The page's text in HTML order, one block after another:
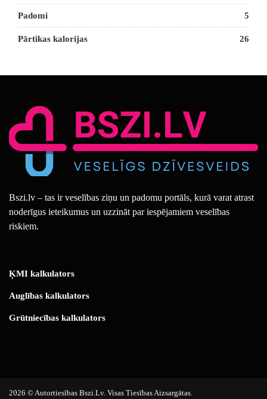
Padomi 5
Pārtikas kalorijas 26
Bszi.lv – tas ir veselības ziņu un padomu portāls, kurā varat atrast
noderīgus ieteikumus un uzzināt par iespējamiem veselības
riskiem.
ĶMI kalkulators
Auglības kalkulators
Grūtniecības kalkulators
2026 © Autortiesības Bszi.lv. Visas Tiesības Aizsargātas.